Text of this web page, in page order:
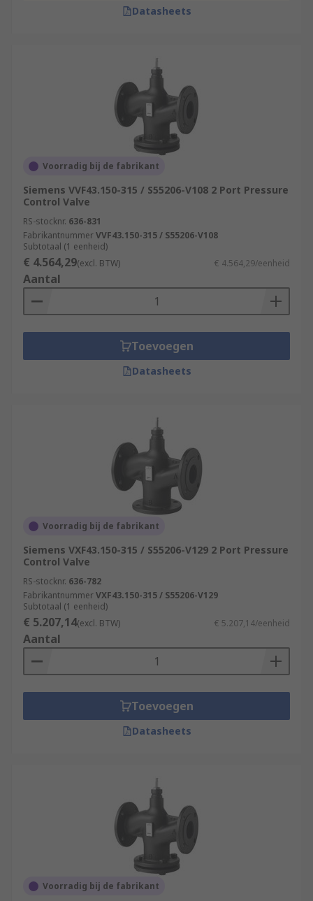
Datasheets
Voorradig bij de fabrikant
Siemens VVF43.150-315 / S55206-V108 2 Port Pressure
Control Valve
RS-stocknr. 636-831
FabrikantnummerVVF43.150-315 / S55206-V108
Subtotaal (1 eenheid)
€ 4.564,29(excl. BTW) € 4.564,29/eenheid
Aantal
Toevoegen
Datasheets
Voorradig bij de fabrikant
Siemens VXF43.150-315 / S55206-V129 2 Port Pressure
Control Valve
RS-stocknr. 636-782
FabrikantnummerVXF43.150-315 / S55206-V129
Subtotaal (1 eenheid)
€ 5.207,14(excl. BTW) € 5.207,14/eenheid
Aantal
Toevoegen
Datasheets
Voorradig bij de fabrikant